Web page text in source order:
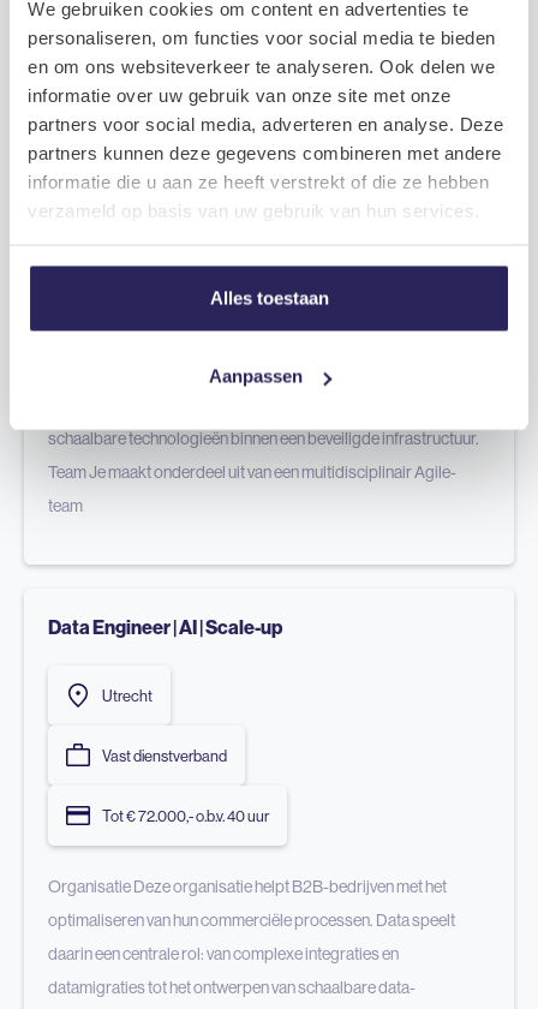
We gebruiken cookies om content en advertenties te
personaliseren, om functies voor social media te bieden
en om ons websiteverkeer te analyseren. Ook delen we
informatie over uw gebruik van onze site met onze
partners voor social media, adverteren en analyse. Deze
partners kunnen deze gegevens combineren met andere
informatie die u aan ze heeft verstrekt of die ze hebben
verzameld op basis van uw gebruik van hun services.
Alles toestaan
Aanpassen
Scrum Master | Den-Haag | tot €100.000
Zuid-Holland
Bedrijf Je komt te werken bij een grote, professionele IT-
organisatie die digitale diensten ontwikkelt, beheert en beveiligt
voor een publieke opdrachtgever. De organisatie opereert
binnen strikte wet- en regelgeving en werkt volgens Agile- en
schaalbare technologieën binnen een beveiligde infrastructuur.
Team Je maakt onderdeel uit van een multidisciplinair Agile-
team
Data Engineer | AI | Scale-up
Utrecht
Vast dienstverband
Tot € 72.000,- o.b.v. 40 uur
Organisatie Deze organisatie helpt B2B-bedrijven met het
optimaliseren van hun commerciële processen. Data speelt
daarin een centrale rol: van complexe integraties en
datamigraties tot het ontwerpen van schaalbare data-